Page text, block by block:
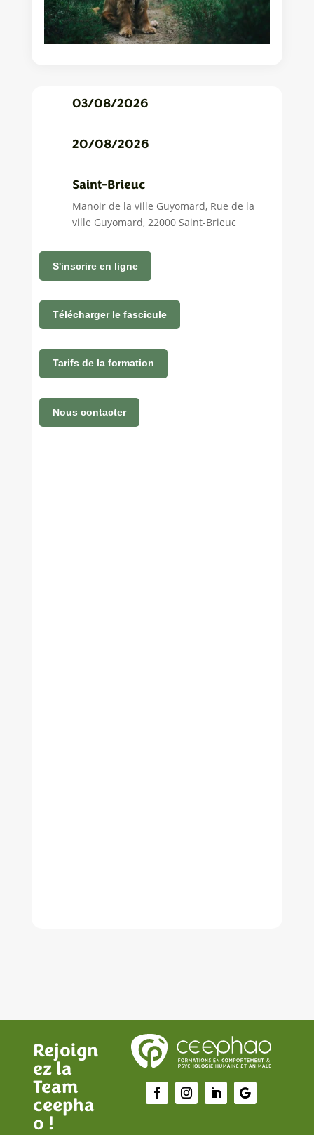
03/08/2026
20/08/2026
Saint-Brieuc
Manoir de la ville Guyomard, Rue de la
ville Guyomard, 22000 Saint-Brieuc
S'inscrire en ligne
Télécharger le fascicule
Tarifs de la formation
Nous contacter
Rejoign
ez la
Team
ceepha
o !